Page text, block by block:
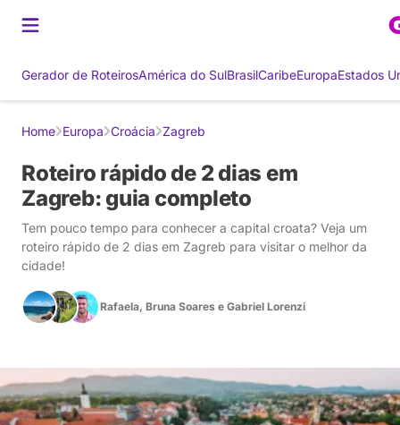
Gerador de RoteirosAmérica do SulBrasilCaribeEuropaEstados
Home Europa Croácia Zagreb
Roteiro rápido de 2 dias em
Zagreb: guia completo
Tem pouco tempo para conhecer a capital croata? Veja um
roteiro rápido de 2 dias em Zagreb para visitar o melhor da
cidade!
Rafaela, Bruna Soares e Gabriel Lorenzi